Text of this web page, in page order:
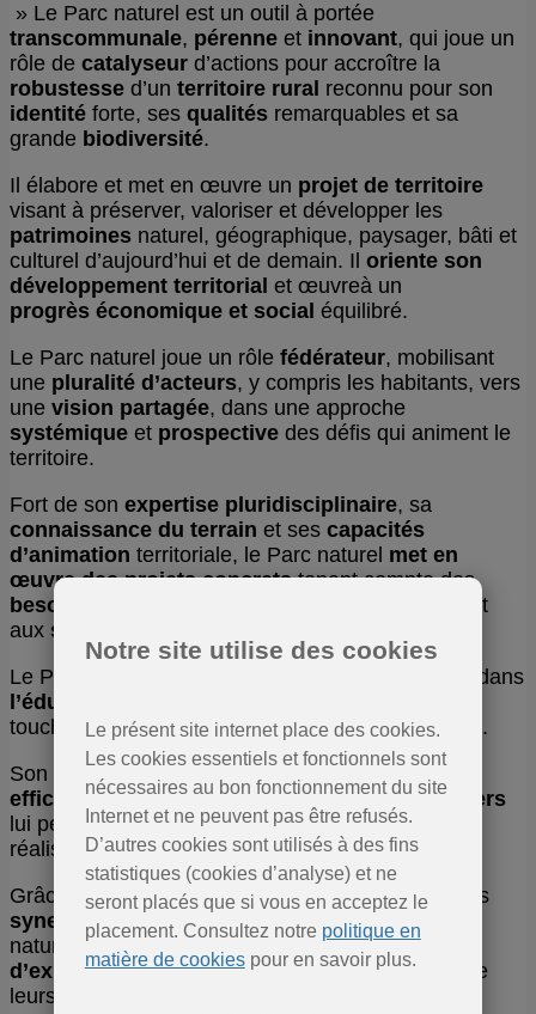
» Le Parc naturel est un outil à portée
transcommunale, pérenne et innovant, qui joue un
rôle de catalyseur d’actions pour accroître la
robustesse d’un territoire rural reconnu pour son
identité forte, ses qualités remarquables et sa
grande biodiversité.
Il élabore et met en œuvre un projet de territoire
visant à préserver, valoriser et développer les
patrimoines naturel, géographique, paysager, bâti et
culturel d’aujourd’hui et de demain. Il oriente son
développement territorial et œuvreà un
progrès économique et social équilibré.
Le Parc naturel joue un rôle fédérateur, mobilisant
une pluralité d’acteurs, y compris les habitants, vers
une vision partagée, dans une approche
systémique et prospective des défis qui animent le
territoire.
Fort de son expertise pluridisciplinaire, sa
connaissance du terrain et ses capacités
d’animation territoriale, le Parc naturel met en
œuvre des projets concretstenant compte des
besoins et aspirations
du territoire et contribuant
aux stratégies locales et wallonnes
Le Parc naturel joue également un rôle essentiel dans
l’éducation
touchent à l’environnement, la nature et la ruralité.
Son savoir-faire pour
mobiliser et gérer
efficacement une diversité de moyens financiers
lui permet d’avoir uneffet levierimportant pour
réaliser les ambitions du territoire et de la Région.
Grâce à toutes leurscoopérationsainsi que leurs
synergies au sein d’une Fédération, les Parcs
naturels forment ensemble un laboratoire
d’expérimentation et d’innovationau service de
leurs territoires et de la
Notre site utilise des cookies
Le présent site internet place des cookies.
Les cookies essentiels et fonctionnels sont
nécessaires au bon fonctionnement du site
Internet et ne peuvent pas être refusés.
D’autres cookies sont utilisés à des fins
statistiques (cookies d’analyse) et ne
seront placés que si vous en acceptez le
placement. Consultez notre politique en
matière de cookiespour en savoir plus.